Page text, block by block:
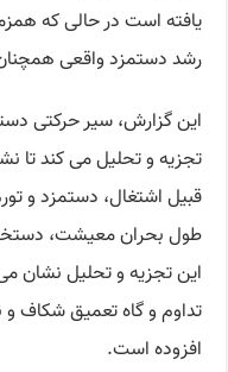
یافته است در حالی که
رشد دستمزد واقعی
تجزیه و تحلیل می کند تا
طول بحران معیشت،
تداوم و گاه تعمیق شکاف و
افزوده است.